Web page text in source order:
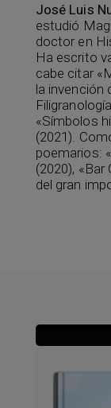
José Luis
estudió
doctor en
Ha escrito
cabe citar
la invención
«Símbolos
(2021).
poemarios:
(2020),
del gran